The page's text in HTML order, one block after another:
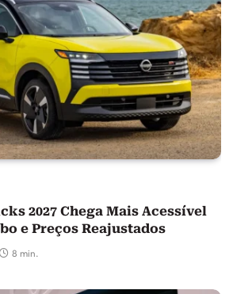
2027 Chega Mais Acessível
e Preços Reajustados
8 min.